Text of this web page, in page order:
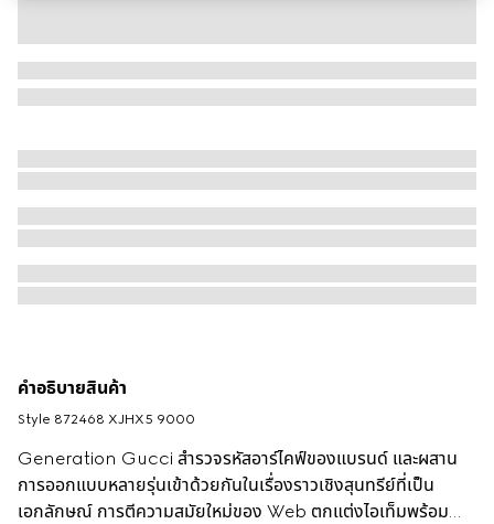
คำอธิบายสินค้า
Style ‎872468 XJHX5 9000
Generation Gucci สำรวจรหัสอาร์ไคฟ์ของแบรนด์ และผสาน
การออกแบบหลายรุ่นเข้าด้วยกันในเรื่องราวเชิงสุนทรีย์ที่เป็น
เอกลักษณ์ การตีความสมัยใหม่ของ Web ตกแต่งไอเท็มพร้อม